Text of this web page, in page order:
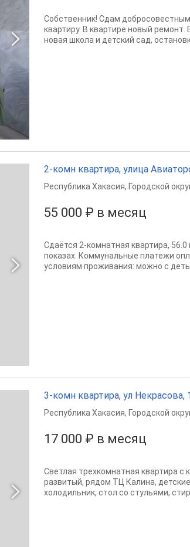
Собственник! Сдам
квартиру. В квартире новый
новая школа и детский сад,
2-комн квартира, улица
55 000 ₽ в месяц
Республика Хакасия, Городской
Сдаётся 2-комнатная квартира,
показах. Коммунальные платежи
условиям проживания: можно с
3-комн квартира, ул Некрасова,
17 000 ₽ в месяц
Республика Хакасия, Городской
Светлая трехкомнатная квартира с
развитый, рядом ТЦ Калина,
холодильник, стол со стульями,